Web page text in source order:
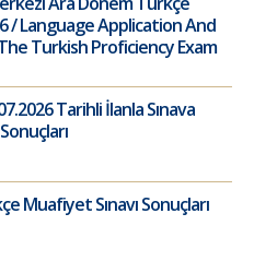
/ Language Application And
Turkish Proficiency Exam
Tarihli İlanla Sınava
Muafiyet Sınavı Sonuçları